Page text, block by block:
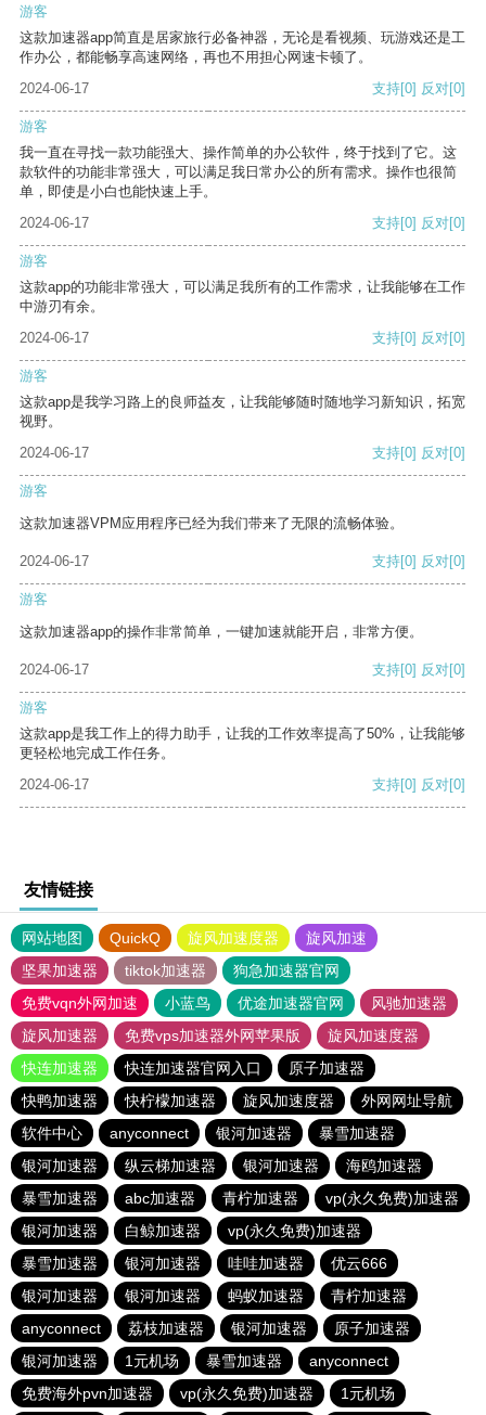
游客
这款加速器app简直是居家旅行必备神器，无论是看视频、玩游戏还是工
作办公，都能畅享高速网络，再也不用担心网速卡顿了。
2024-06-17
支持[0] 反对[0]
游客
我一直在寻找一款功能强大、操作简单的办公软件，终于找到了它。这
款软件的功能非常强大，可以满足我日常办公的所有需求。操作也很简
单，即使是小白也能快速上手。
2024-06-17
支持[0] 反对[0]
游客
这款app的功能非常强大，可以满足我所有的工作需求，让我能够在工作
中游刃有余。
2024-06-17
支持[0] 反对[0]
游客
这款app是我学习路上的良师益友，让我能够随时随地学习新知识，拓宽
视野。
2024-06-17
支持[0] 反对[0]
游客
这款加速器VPM应用程序已经为我们带来了无限的流畅体验。
2024-06-17 支持[0] 反对[0]
游客
这款加速器app的操作非常简单，一键加速就能开启，非常方便。
2024-06-17 支持[0] 反对[0]
游客
这款app是我工作上的得力助手，让我的工作效率提高了50%，让我能够
更轻松地完成工作任务。
2024-06-17
支持[0] 反对[0]
友情链接
网站地图 QuickQ 旋风加速度器
旋风加速
坚果加速器
tiktok加速器
狗急加速器官网
免费vqn外网加速
小蓝鸟 优途加速器官网
风驰加速器
旋风加速器
免费vps加速器外网苹果版
旋风加速度器
快连加速器
快连加速器官网入口
原子加速器
快鸭加速器
快柠檬加速器 旋风加速度器
外网网址导航
软件中心
anyconnect 银河加速器
暴雪加速器
银河加速器
纵云梯加速器 银河加速器
海鸥加速器
暴雪加速器
abc加速器 青柠加速器
vp(永久免费)加速器
银河加速器
白鲸加速器
vp(永久免费)加速器
暴雪加速器
银河加速器 哇哇加速器
优云666
银河加速器
银河加速器 蚂蚁加速器
青柠加速器
anyconnect
荔枝加速器 银河加速器
原子加速器
银河加速器
1元机场 暴雪加速器
anyconnect
免费海外pvn加速器
vp(永久免费)加速器 1元机场